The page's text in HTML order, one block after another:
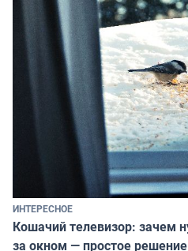
ИНТЕРЕСНОЕ
Кошачий телевизор: зачем
за окном — простое решение